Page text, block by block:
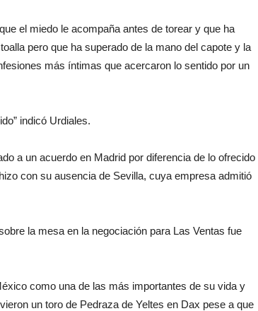
el miedo le acompaña antes de torear y que ha
pero que ha superado de la mano del capote y la
más íntimas que acercaron lo sentido por un
indicó Urdiales.
a un acuerdo en Madrid por diferencia de lo ofrecido
con su ausencia de Sevilla, cuya empresa admitió
la mesa en la negociación para Las Ventas fue
como una de las más importantes de su vida y
un toro de Pedraza de Yeltes en Dax pese a que